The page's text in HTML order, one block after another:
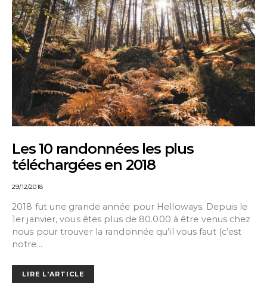
Les 10 randonnées les plus
téléchargées en 2018
29/12/2018
2018 fut une grande année pour Helloways. Depuis le
1er janvier, vous êtes plus de 80.000 à être venus chez
nous pour trouver la randonnée qu’il vous faut (c’est
notre…
LIRE L'ARTICLE